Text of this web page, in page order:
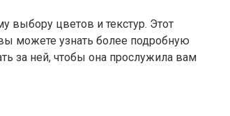
выбору цветов и текстур. Этот
можете узнать более подробную
за ней, чтобы она прослужила вам